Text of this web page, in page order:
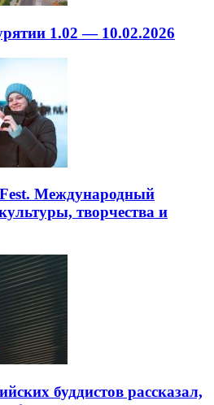
1.02 — 10.02.2026
Международный
творчества и
буддистов рассказал,